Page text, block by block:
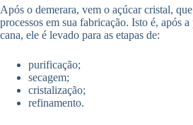
Após o demerara, vem o açúcar cristal,
processos em sua fabricação. Isto é, após
cana, ele é levado para as etapas de:
purificação;
secagem;
cristalização;
refinamento.